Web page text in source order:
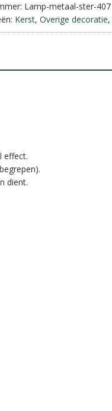
Lamp-metaal-ster-407
Kerst, Overige decoratie,
effect.
dient.